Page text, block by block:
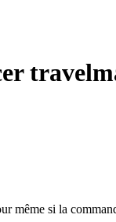
même si la